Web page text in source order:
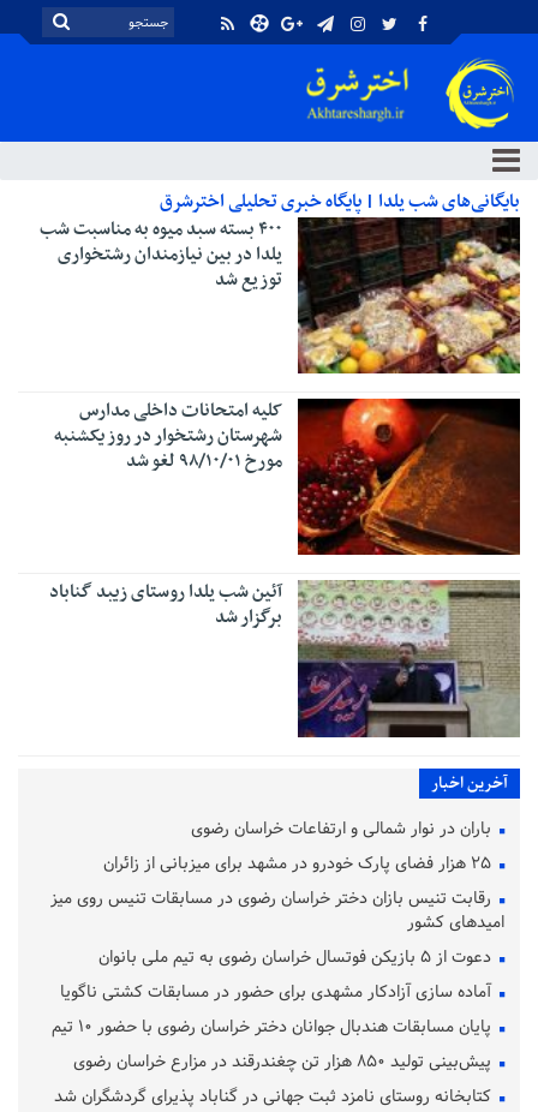
بایگانی‌های شب یلدا | پایگاه خبری تحلیلی اخترشرق
۴۰۰ بسته سبد میوه به مناسبت شب
یلدا در بین نیازمندان رشتخواری
توزیع شد
کلیه امتحانات داخلی مدارس
شهرستان رشتخوار در روز یکشنبه
مورخ ۹۸/۱۰/۰۱ لغو شد
آئین شب یلدا روستای زیبد گناباد
برگزار شد
آخرین اخبار
باران در نوار شمالی و ارتفاعات خراسان رضوی
رقابت تنیس بازان دختر خراسان رضوی در مسابقات تنیس روی میز
امیدهای کشور
دعوت از ۵ بازیکن فوتسال خراسان رضوی به تیم ملی بانوان
آماده‌ سازی آزادکار مشهدی برای حضور در مسابقات کشتی ناگویا
پایان مسابقات هندبال جوانان دختر خراسان رضوی با حضور ۱۰ تیم
پیش‌بینی تولید ۸۵۰ هزار تن چغندرقند در مزارع خراسان رضوی
کتابخانه روستای نامزد ثبت جهانی در گناباد پذیرای گردشگران شد